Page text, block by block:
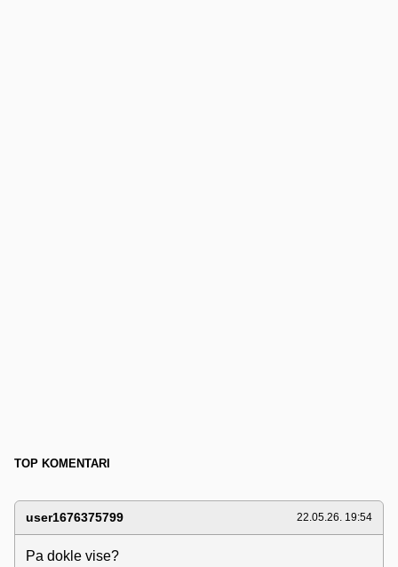
TOP KOMENTARI
user1676375799 22.05.26. 19:54
Pa dokle vise?